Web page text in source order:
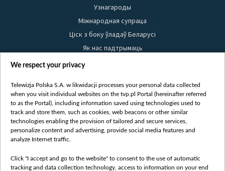
Узнагароды
Міжнародная супраца
Ціск з боку ўладаў Беларусі
Як нас падтрымаць
Правілы выкарыстання матэрыялаў
Бяспека
Youtube
Белсат news
Белсат Shorts
Жэстачайшы мульт
We respect your privacy
Telewizja Polska S.A. w likwidacji processes your personal data collected
when you visit individual websites on the tvp.pl Portal (hereinafter referred
to as the Portal), including information saved using technologies used to
track and store them, such as cookies, web beacons or other similar
technologies enabling the provision of tailored and secure services,
personalize content and advertising, provide social media features and
analyze Internet traffic.
Click "I accept and go to the website" to consent to the use of automatic
tracking and data collection technology, access to information on your end